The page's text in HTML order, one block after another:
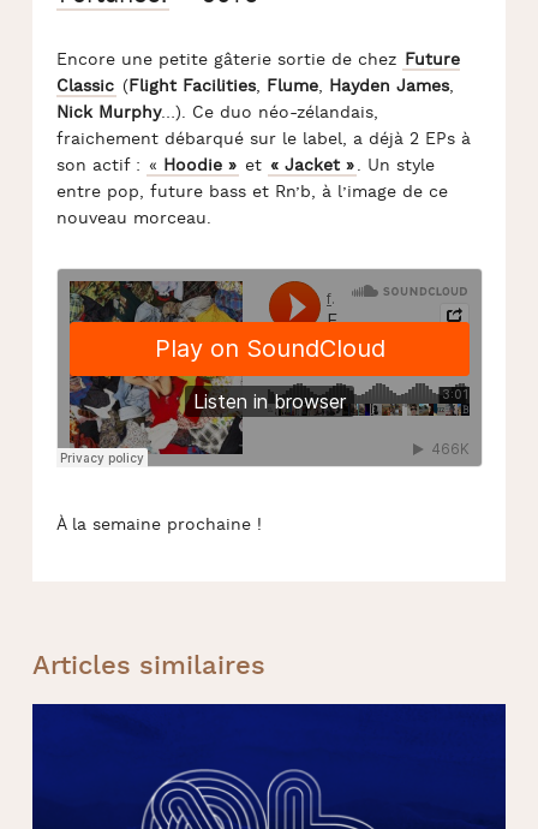
Encore une petite gâterie sortie de chez Future
Classic (Flight Facilities, Flume, Hayden James,
Nick Murphy…). Ce duo néo-zélandais,
fraichement débarqué sur le label, a déjà 2 EPs à
son actif : « Hoodie » et « Jacket ». Un style
entre pop, future bass et Rn’b, à l’image de ce
nouveau morceau.
À la semaine prochaine !
Articles similaires